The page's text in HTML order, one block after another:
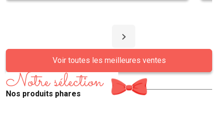
Voir toutes les meilleures ventes
Notre sélection
Nos produits phares